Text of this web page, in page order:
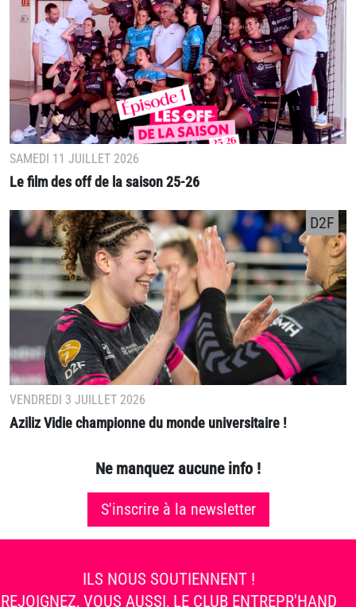
SAMEDI 11 JUILLET 2026
Le film des off de la saison 25-26
VENDREDI 3 JUILLET 2026
Aziliz Vidie championne du monde universitaire !
D2F
Ne manquez aucune info !
S'inscrire à la newsletter
ILS NOUS SOUTIENNENT !
REJOIGNEZ, VOUS AUSSI, LE CLUB ENTREPR'HAND